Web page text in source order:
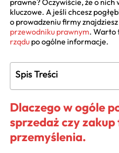
prawne? Oczywiście, że o nich
kluczowe. A jeśli chcesz
o prowadzeniu firmy
przewodniku prawnym. Warto
rządu po ogólne informacje.
Spis Treści
Dlaczego w ogóle
sprzedaż czy
przemyślenia.